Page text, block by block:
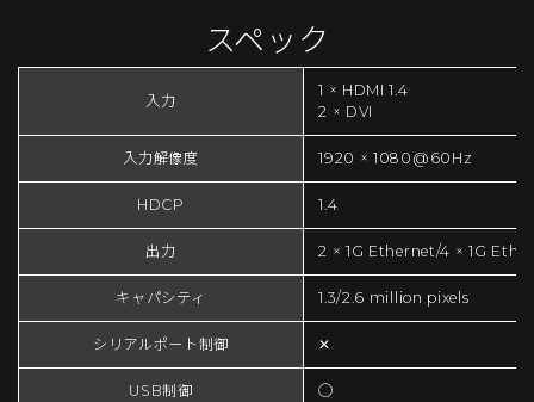
スペック
入力
1 × HDMI 1.4
2 × DVI
入力解像度 1920 × 1080@60Hz
HDCP 1.4
出力 2 × 1G Ethernet/4 × 1G
キャパシティ 1.3/2.6 million pixels
シリアルポート制御 ✕
USB制御 ◯